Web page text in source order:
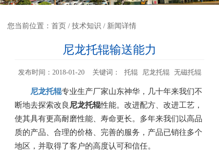
您当前位置： 首页 / 技术知识 / 新闻详情
尼龙托辊输送能力
发布时间：2018-01-20 关键词： 托辊 尼龙托辊 无磁托辊
尼龙托辊专业生产厂家山东神华，几十年来我们不
断地去探索改良 尼龙托辊性能。改进配方、改进工艺，
使其具有更高耐磨性能、寿命更长。多年来我们以高品
质的产品、合理的价格、完善的服务，产品已销往多个
地区，并取得了客户的高度认可和信任。